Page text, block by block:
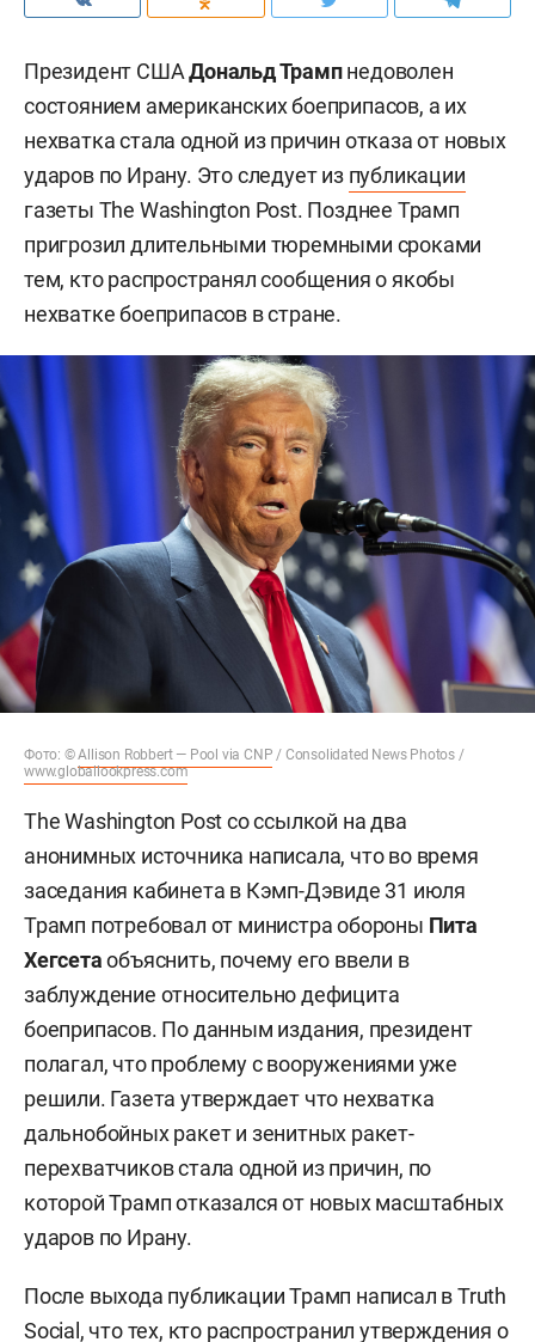
Президент СШАДональд Трампнедоволен
состоянием американских боеприпасов, а их
нехватка стала одной из причин отказа от новых
ударов по Ирану. Это следует из публикации
газеты The Washington Post. Позднее Трамп
пригрозил длительными тюремными сроками
тем, кто распространял сообщения о якобы
нехватке боеприпасов в стране.
Фото: ©Allison Robbert — Pool via CNP / Consolidated News Photos /
www.globallookpress.com
The Washington Post со ссылкой на два
анонимных источника написала, что во время
заседания кабинета в Кэмп-Дэвиде 31 июля
Трамп потребовал от министра обороны Пита
Хегсетаобъяснить, почему его ввели в
заблуждение относительно дефицита
боеприпасов. По данным издания, президент
полагал, что проблему с вооружениями уже
решили. Газета утверждает что нехватка
дальнобойных ракет и зенитных ракет-
перехватчиков стала одной из причин, по
которой Трамп отказался от новых масштабных
ударов по Ирану.
После выхода публикации Трамп написал в Truth
Social, что тех, кто распространил утверждения о